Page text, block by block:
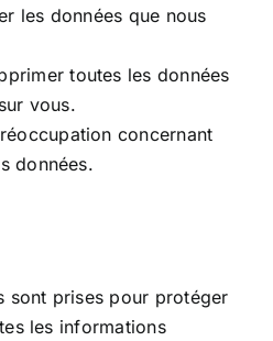
les données que nous
toutes les données
vous.
concernant
données.
sont prises pour protéger
les informations